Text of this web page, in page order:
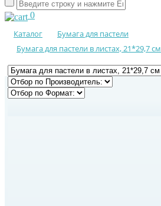
0
Каталог
Бумага для пастели
Бумага для пастели в листах, 21*29,7 см